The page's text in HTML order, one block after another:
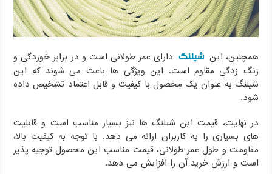
همچنین، این شیلنگ دارای عمر طولانی است و در برابر خوردگی و
زنگ زدگی مقاوم است. این ویژگی ها باعث می شوند که این
شیلنگ به عنوان یک محصول با کیفیت و قابل اعتماد تشخیص داده
شود.
در نهایت، قیمت این شیلنگ ها نیز بسیار مناسب است و قابلیت
های بسیاری را به کاربران ارائه می دهد. با توجه به کیفیت بالا،
مقاومت و طول عمر طولانی، قیمت مناسب این محصول توجیه پذیر
است و ارزش خرید آن را افزایش می دهد.